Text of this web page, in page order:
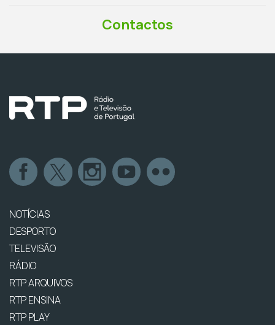
Contactos
NOTÍCIAS
DESPORTO
TELEVISÃO
RÁDIO
RTP ARQUIVOS
RTP ENSINA
RTP PLAY